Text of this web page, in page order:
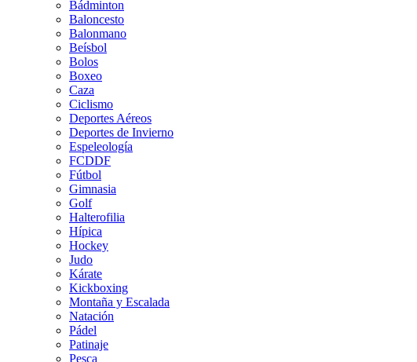
Bádminton
Baloncesto
Balonmano
Beísbol
Bolos
Boxeo
Caza
Ciclismo
Deportes Aéreos
Deportes de Invierno
Espeleología
FCDDF
Fútbol
Gimnasia
Golf
Halterofilia
Hípica
Hockey
Judo
Kárate
Kickboxing
Montaña y Escalada
Natación
Pádel
Patinaje
Pesca